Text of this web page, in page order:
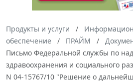
Продукты и услуги
обеспечение
ПРАЙМ
Письмо Федеральной службы по
здравоохранения и социального
N 04-15767/10 "Решение о